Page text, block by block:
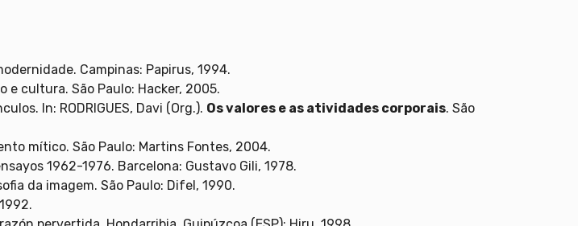
Campinas: Papirus, 1994.
e cultura. São Paulo: Hacker, 2005.
In: RODRIGUES, Davi (Org.). Os valores e as atividades corporais. São
mítico. São Paulo: Martins Fontes, 2004.
1962-1976. Barcelona: Gustavo Gili, 1978.
da imagem. São Paulo: Difel, 1990.